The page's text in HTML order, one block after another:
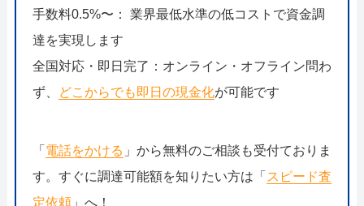
手数料0.5%〜： 業界最低水準の低コストで資金調
達を実現します
全国対応・即日完了：オンライン・オフライン問わ
ず、
どこからでも即日の現金化が可能です
「 電話をかける 」から無料のご相談も受付ておりま
す。すぐに調達可能額を知りたい方は「 スピード査
定依頼」へ！